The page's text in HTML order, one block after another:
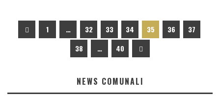
1 … 32 33 34 35 36
37
38
… 40
NEWS COMUNALI